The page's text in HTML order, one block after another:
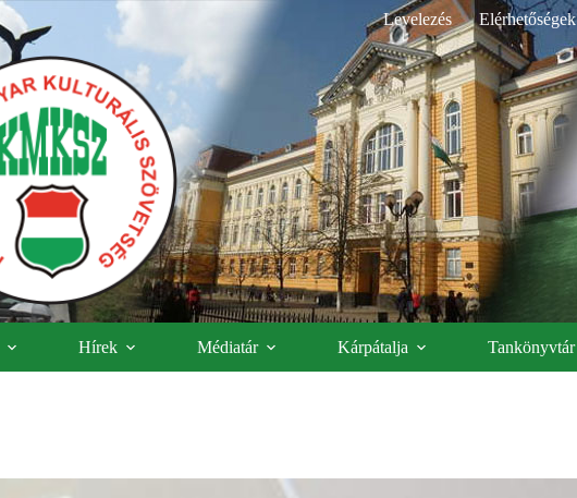
Levelezés Elérhetőségek
Hírek Médiatár Kárpátalja Tankönyvtár